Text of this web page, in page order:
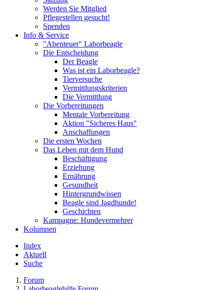
Werden Sie Mitglied
Pflegestellen gesucht!
Spenden
Info & Service
"Abenteuer" Laborbeagle
Die Entscheidung
Der Beagle
Was ist ein Laborbeagle?
Tierversuche
Vermittlungskriterien
Die Vermittlung
Die Vorbereitungen
Mentale Vorbereitung
Aktion "Sicheres Haus"
Anschaffungen
Die ersten Wochen
Das Leben mit dem Hund
Beschäftigung
Erziehung
Ernährung
Gesundheit
Hintergrundwissen
Beagle sind Jagdhunde!
Geschichten
Kampagne: Hundevermehrer
Kolumnen
Index
Aktuell
Suche
Forum